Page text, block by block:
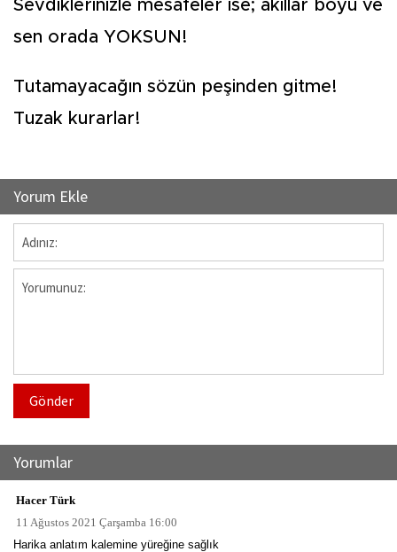
Sevdiklerinizle mesafeler ise; akıllar boyu ve
sen orada YOKSUN!
Tutamayacağın sözün peşinden gitme!
Tuzak kurarlar!
Yorum Ekle
Gönder
Yorumlar
Hacer Türk
11 Ağustos 2021 Çarşamba 16:00
Harika anlatım kalemine yüreğine sağlık